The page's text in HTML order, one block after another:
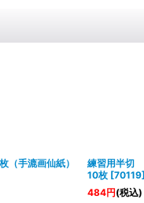
手漉画仙紙）
練習用半切
10枚 [70119]
484円(税込)